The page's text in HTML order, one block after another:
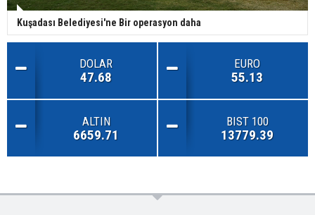
Kuşadası Belediyesi'ne Bir operasyon daha
DOLAR
47.68
EURO
55.13
ALTIN
6659.71
BIST 100
13779.39